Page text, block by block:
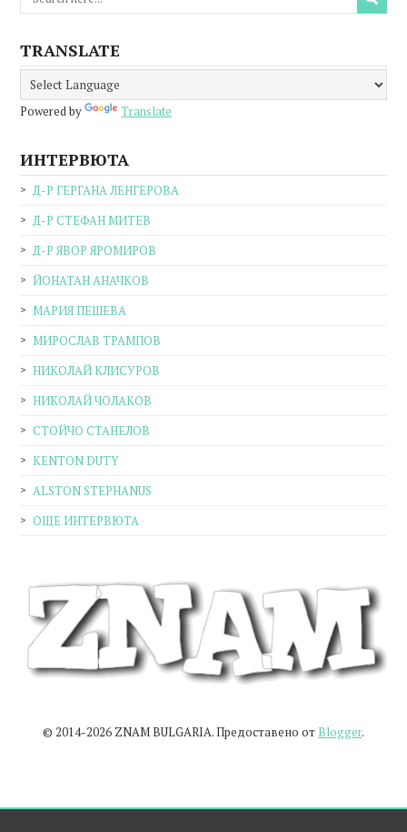
TRANSLATE
Powered by Translate
ИНТЕРВЮТА
Д-Р ГЕРГАНА ЛЕНГЕРОВА
Д-Р СТЕФАН МИТЕВ
Д-Р ЯВОР ЯРОМИРОВ
ЙОНАТАН АНАЧКОВ
МАРИЯ ПЕШЕВА
МИРОСЛАВ ТРАМПОВ
НИКОЛАЙ КЛИСУРОВ
НИКОЛАЙ ЧОЛАКОВ
СТОЙЧО СТАНЕЛОВ
KENTON DUTY
ALSTON STEPHANUS
ОЩЕ ИНТЕРВЮТА
© 2014-2026 ZNAM BULGARIA. Предоставено от Blogger.